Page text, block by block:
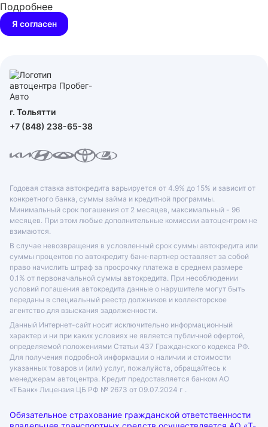
Подробнее
Я согласен
г. Тольятти
+7 (848) 238-65-38
Годовая ставка автокредита варьируется от 4.9% до 15% и зависит от
конкретного банка, суммы займа и кредитной программы.
Минимальный срок погашения от 2 месяцев, максимальный - 96
месяцев. При этом любые дополнительные комиссии автоцентром не
взимаются.
В случае невозвращения в условленный срок суммы автокредита или
суммы процентов по автокредиту банк-партнер оставляет за собой
право начислить штраф за просрочку платежа в среднем размере
0.1% от первоначальной суммы автокредита. При несоблюдении
условий погашения автокредита данные о нарушителе могут быть
переданы в специальный реестр должников и коллекторское
агентство для взыскания задолженности.
Данный Интернет-сайт носит исключительно информационный
характер и ни при каких условиях не является публичной офертой,
определяемой положениями Статьи 437 Гражданского кодекса РФ.
Для получения подробной информации о наличии и стоимости
указанных товаров и (или) услуг, пожалуйста, обращайтесь к
менеджерам автоцентра. Кредит предоставляется банком АО
«ТБанк» Лицензия ЦБ РФ № 2673 от 09.07.2024 г .
Обязательное страхование гражданской ответственности